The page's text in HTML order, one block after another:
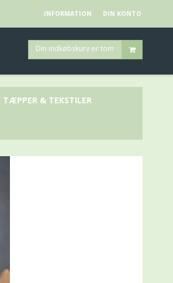
INFORMATION DIN KONTO
Din indkøbskurv er tom
TÆPPER & TEKSTILER